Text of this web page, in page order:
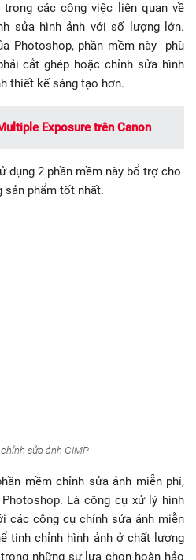
các công việc liên quan về
sửa hình ảnh với số lượng lớn.
Photoshop, phần mềm này phù
cắt ghép hoặc chỉnh sửa hình
thiết kế sáng tạo hơn.
Exposure trên Canon
dụng 2 phần mềm này bổ trợ cho
sản phẩm tốt nhất.
sửa ảnh GIMP
mềm chỉnh sửa ảnh miễn phí,
Là công cụ xử lý hình
các công cụ chỉnh sửa ảnh miễn
tinh chỉnh hình ảnh ở chất lượng
những sự lựa chọn hoàn hảo